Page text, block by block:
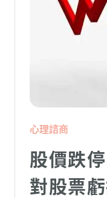
心理諮商
股價跌
對股票